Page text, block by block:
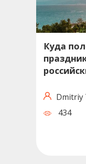
Куда
Dmitriy
434